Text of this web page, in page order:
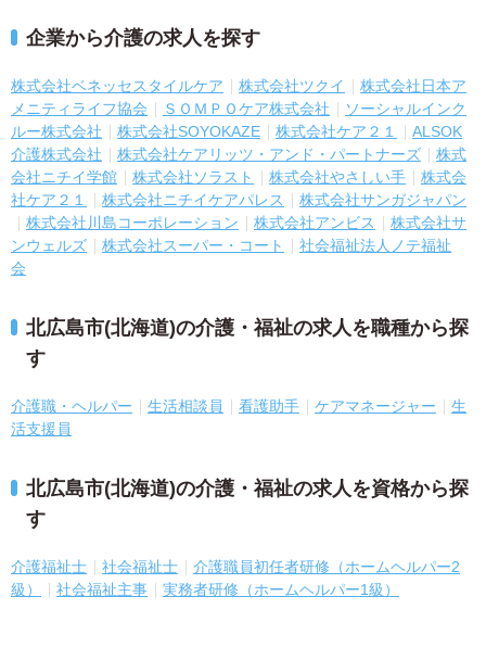
企業から介護の求人を探す
株式会社ベネッセスタイルケア 株式会社ツクイ
株式会社日本ア
メニティライフ協会
ＳＯＭＰＯケア株式会社
ソーシャルインク
ルー株式会社
株式会社SOYOKAZE 株式会社ケア２１
ALSOK
介護株式会社
株式会社ケアリッツ・アンド・パートナーズ
株式
会社ニチイ学館
株式会社ソラスト 株式会社やさしい手
株式会
社ケア２１
株式会社ニチイケアパレス
株式会社サンガジャパン
株式会社川島コーポレーション
株式会社アンビス
株式会社サ
ンウェルズ
株式会社スーパー・コート
社会福祉法人ノテ福祉
会
北広島市(北海道)の介護・福祉の求人を職種から探
す
介護職・ヘルパー 生活相談員 看護助手 ケアマネージャー
生
活支援員
北広島市(北海道)の介護・福祉の求人を資格から探
す
介護福祉士 社会福祉士
介護職員初任者研修（ホームヘルパー2
級）
社会福祉主事 実務者研修（ホームヘルパー1級）